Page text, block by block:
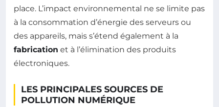
place. L’impact environnemental ne se limite pas
à la consommation d’énergie des serveurs ou
des appareils, mais s’étend également à la
fabrication et à l’élimination des produits
électroniques.
LES PRINCIPALES SOURCES DE
POLLUTION NUMÉRIQUE